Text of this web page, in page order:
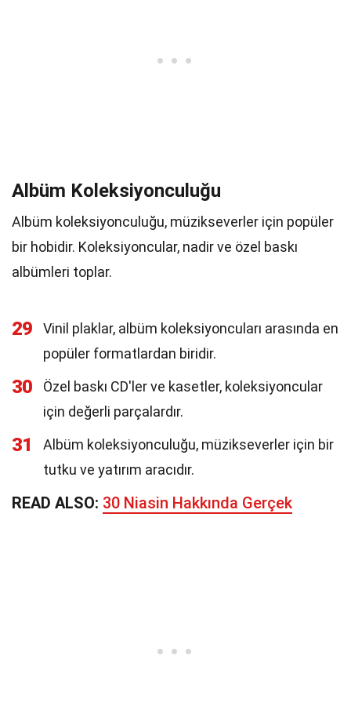
Albüm Koleksiyonculuğu
Albüm koleksiyonculuğu, müzikseverler için popüler
bir hobidir. Koleksiyoncular, nadir ve özel baskı
albümleri toplar.
29
Vinil plaklar, albüm koleksiyoncuları arasında en
popüler formatlardan biridir.
30
Özel baskı CD'ler ve kasetler, koleksiyoncular
için değerli parçalardır.
31
Albüm koleksiyonculuğu, müzikseverler için bir
tutku ve yatırım aracıdır.
READ ALSO: 30 Niasin Hakkında Gerçek